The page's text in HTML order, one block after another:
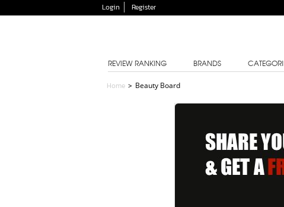
Login Register
REVIEW RANKING BRANDS
Home > Beauty Board